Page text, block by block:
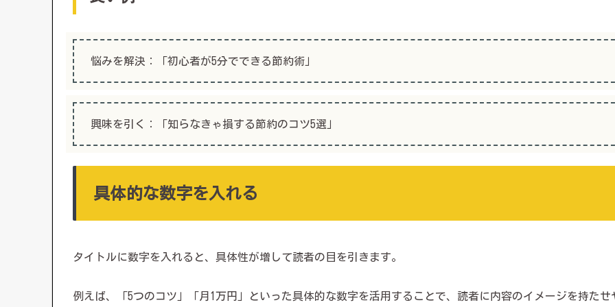
悩みを解決：「初心者が5分でできる節約術」
興味を引く：「知らなきゃ損する節約のコツ5選」
具体的な数字を入れる
タイトルに数字を入れると、具体性が増して読者の目を引きます。
例えば、「5つのコツ」「月1万円」といった具体的な数字を活用することで、読者に内容のイメージを持たせ